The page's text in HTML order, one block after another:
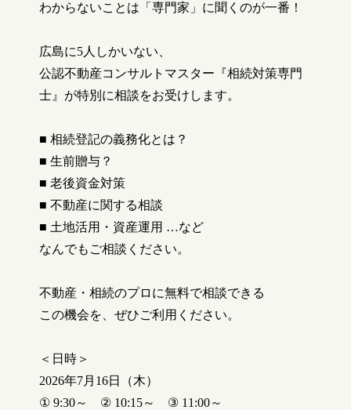
わからないことは「専門家」に聞くのが一番！
広島に5人しかいない、
公認不動産コンサルトマスター『相続対策専門
士』が特別に相談をお受けします。
■ 相続登記の義務化とは？
■ 生前贈与？
■ 老後資金対策
■ 不動産に関する相談
■ 土地活用・資産運用 …など
なんでもご相談ください。
不動産・相続のプロに無料で相談できる
この機会を、ぜひご利用ください。
＜日時＞
2026年7月16日（木）
① 9:30～ ② 10:15～ ③ 11:00～